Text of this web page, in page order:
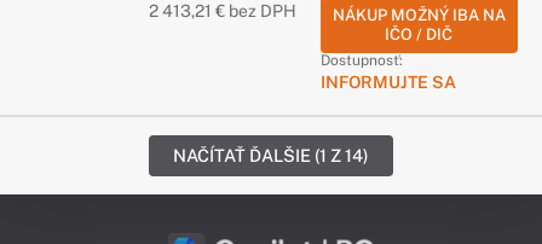
2 413,21 € bez DPH
NÁKUP MOŽNÝ IBA NA
IČO / DIČ
Dostupnosť:
INFORMUJTE SA
NAČÍTAŤ ĎALŠIE (1 Z 14)